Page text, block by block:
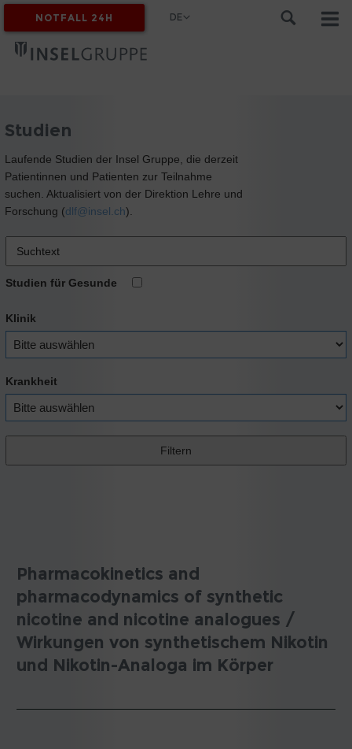
MYINSEL
NOTFALL 24H DE
Studien
Laufende Studien der Insel Gruppe, die derzeit
Patientinnen und Patienten zur Teilnahme
suchen. Aktualisiert von der Direktion Lehre und
Forschung (dlf@insel.ch).
Studien für Gesunde
Klinik
Krankheit
Pharmacokinetics and
pharmacodynamics of synthetic
nicotine and nicotine analogues /
Wirkungen von synthetischem Nikotin
und Nikotin-Analoga im Körper